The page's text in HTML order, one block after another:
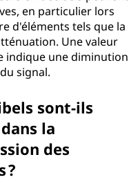
en particulier lors
d'éléments tels que la
Une valeur
indique une diminution
signal.
sont-ils
la
des
?